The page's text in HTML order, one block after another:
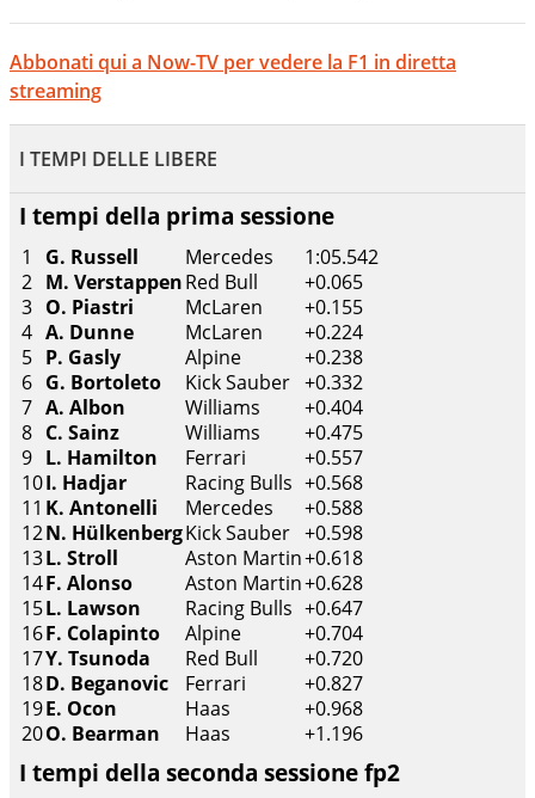
Abbonati qui a Now-TV per vedere la F1 in diretta
streaming
I TEMPI DELLE LIBERE
I tempi della prima sessione
1 G. Russell Mercedes
1:05.542
2 M. VerstappenRed Bull
+0.065
3 O. Piastri McLaren
+0.155
4 A. Dunne McLaren
+0.224
5 P. Gasly Alpine
+0.238
6 G. Bortoleto Kick Sauber +0.332
7 A. Albon Williams
+0.404
8 C. Sainz Williams
+0.475
9 L. Hamilton Ferrari
+0.557
10I. Hadjar Racing Bulls +0.568
11 K. Antonelli Mercedes
+0.588
12N. HülkenbergKick Sauber +0.598
13L. Stroll Aston Martin+0.618
14F. Alonso Aston Martin+0.628
15L. Lawson Racing Bulls +0.647
16F. Colapinto Alpine
+0.704
17Y. Tsunoda Red Bull
+0.720
18D. Beganovic Ferrari
+0.827
19E. Ocon Haas
+0.968
20O. Bearman Haas +1.196
I tempi della seconda sessione fp2